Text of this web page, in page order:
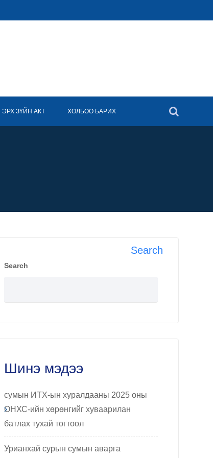
ЭРХ ЗҮЙН АКТ ХОЛБОО БАРИХ
Search
Search
Шинэ мэдээ
сумын ИТХ-ын хуралдааны 2025 оны
ОНХС-ийн хөрөнгийг хуваарилан
батлах тухай тогтоол
Урианхай сурын сумын аварга